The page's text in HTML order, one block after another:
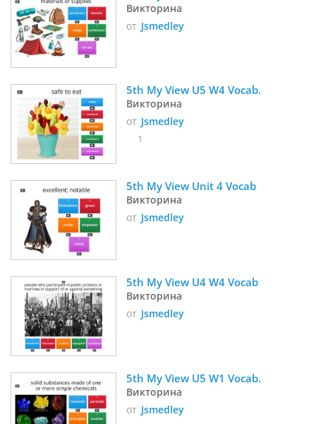
Викторина
от Jsmedley
Викторина
от Jsmedley
1
5th My View Unit 4 Vocab
Викторина
от Jsmedley
5th My View U4 W4 Vocab
Викторина
от Jsmedley
Викторина
от Jsmedley